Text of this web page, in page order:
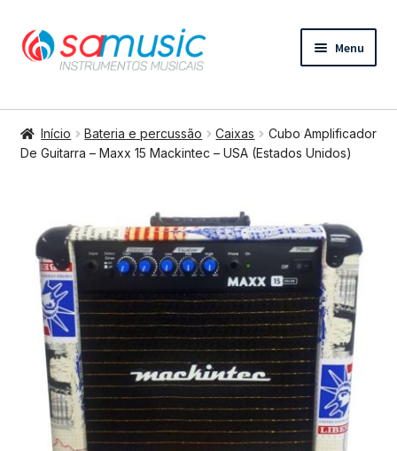
Pular
para
Pular
para
conteúdo
Menu
Instrumentos de cordas
menu
Bateria e percussão
menu
Áudio e Tecnologia
menu
Início Bateria e percussão Caixas
Cubo Amplificador
De Guitarra – Maxx 15 Mackintec – USA (Estados Unidos)